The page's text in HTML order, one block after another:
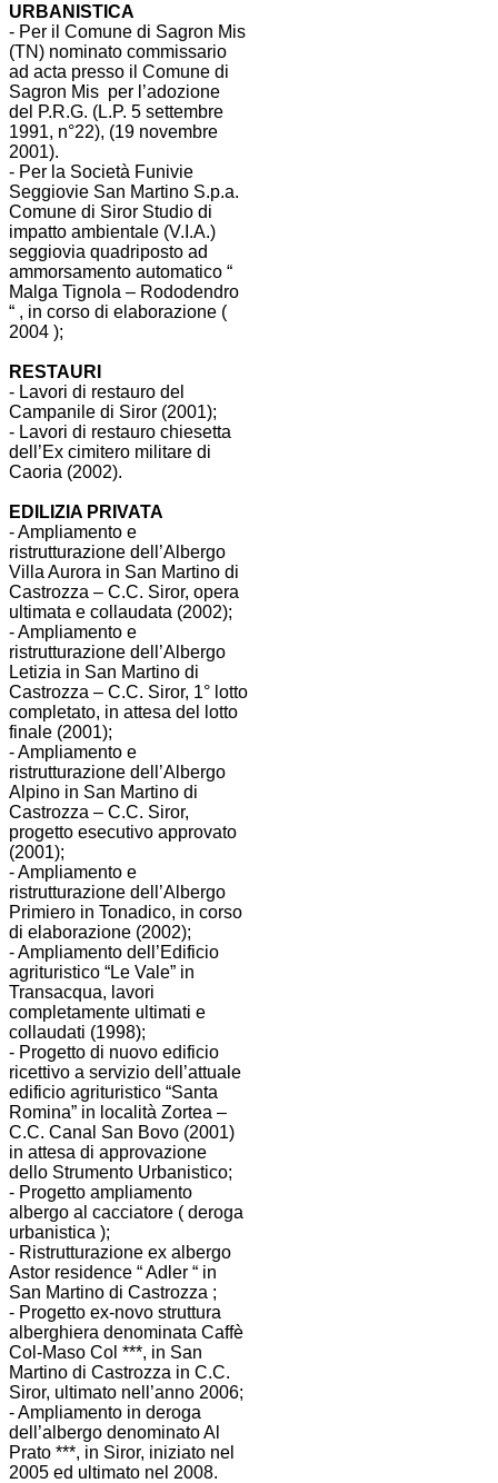
URBANISTICA
- Per il Comune di Sagron Mis
(TN) nominato commissario
ad acta presso il Comune di
Sagron Mis per l’adozione
del P.R.G. (L.P. 5 settembre
1991, n°22), (19 novembre
2001).
- Per la Società Funivie
Seggiovie San Martino S.p.a.
Comune di Siror Studio di
impatto ambientale (V.I.A.)
seggiovia quadriposto ad
ammorsamento automatico “
Malga Tignola – Rododendro
“ , in corso di elaborazione (
2004 );
RESTAURI
- Lavori di restauro del
Campanile di Siror (2001);
- Lavori di restauro chiesetta
dell’Ex cimitero militare di
Caoria (2002).
EDILIZIA PRIVATA
- Ampliamento e
ristrutturazione dell’Albergo
Villa Aurora in San Martino di
Castrozza – C.C. Siror, opera
ultimata e collaudata (2002);
- Ampliamento e
ristrutturazione dell’Albergo
Letizia in San Martino di
Castrozza – C.C. Siror, 1° lotto
completato, in attesa del lotto
finale (2001);
- Ampliamento e
ristrutturazione dell’Albergo
Alpino in San Martino di
Castrozza – C.C. Siror,
progetto esecutivo approvato
(2001);
- Ampliamento e
ristrutturazione dell’Albergo
Primiero in Tonadico, in corso
di elaborazione (2002);
- Ampliamento dell’Edificio
agrituristico “Le Vale” in
Transacqua, lavori
completamente ultimati e
collaudati (1998);
- Progetto di nuovo edificio
ricettivo a servizio dell’attuale
edificio agrituristico “Santa
Romina” in località Zortea –
C.C. Canal San Bovo (2001)
in attesa di approvazione
dello Strumento Urbanistico;
- Progetto ampliamento
albergo al cacciatore ( deroga
urbanistica );
- Ristrutturazione ex albergo
Astor residence “ Adler “ in
San Martino di Castrozza ;
- Progetto ex-novo struttura
alberghiera denominata Caffè
Col-Maso Col ***, in San
Martino di Castrozza in C.C.
Siror, ultimato nell’anno 2006;
- Ampliamento in deroga
dell’albergo denominato Al
Prato ***, in Siror, iniziato nel
2005 ed ultimato nel 2008.